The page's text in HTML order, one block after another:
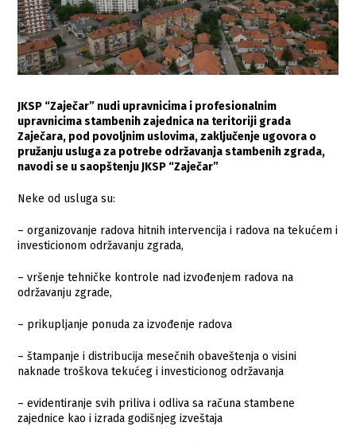
JKSP “Zaječar” nudi upravnicima i profesionalnim
upravnicima stambenih zajednica na teritoriji grada
Zaječara, pod povoljnim uslovima, zaključenje ugovora o
pružanju usluga za potrebe održavanja stambenih zgrada,
navodi se u saopštenju JKSP “Zaječar”
Neke od usluga su:
– organizovanje radova hitnih intervencija i radova na tekućem i
investicionom održavanju zgrada,
– vršenje tehničke kontrole nad izvođenjem radova na
održavanju zgrade,
– prikupljanje ponuda za izvođenje radova
– štampanje i distribucija mesečnih obaveštenja o visini
naknade troškova tekućeg i investicionog održavanja
– evidentiranje svih priliva i odliva sa računa stambene
zajednice kao i izrada godišnjeg izveštaja